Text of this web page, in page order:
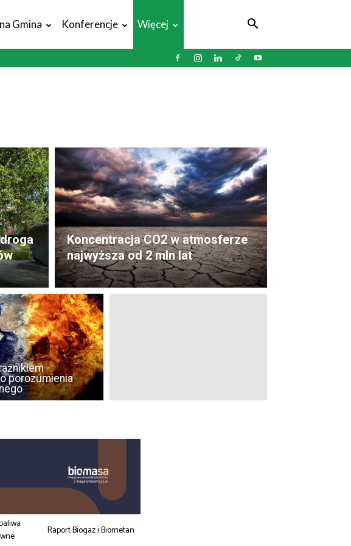
Gmina Konferencje Więcej
Koncentracja CO2 w atmosferze
najwyższa od 2 mln lat
porozumienia
Raport Biogaz i Biometan